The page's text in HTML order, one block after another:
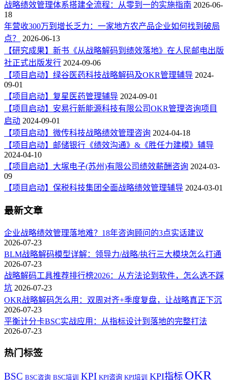
战略绩效管理体系搭建全流程：从零到一的实施指南 2026-06-
18
年营收300万到增长乏力：一家地方农产品企业如何找到破局
点？
2026-06-13
【研究成果】新书《从战略解码到绩效落地》在人民邮电出版
社正式出版发行 2024-09-06
【项目启动】绿谷医药科技战略解码及OKR管理辅导 2024-
09-01
【项目启动】复星医药管理辅导 2024-09-01
【项目启动】安易行新能源科技有限公司OKR管理咨询项目
启动 2024-09-01
【项目启动】微传科技战略绩效管理咨询 2024-04-18
【项目启动】邮储银行《绩效沟通》&《胜任力建模》辅导
2024-04-10
【项目启动】大塚电子(苏州)有限公司绩效薪酬咨询 2024-03-
09
【项目启动】保税科技集团全面战略绩效管理辅导 2024-03-01
最新文章
企业战略绩效管理落地难？18年咨询顾问的3点实话建议
2026-07-23
BLM战略解码模型详解：领导力/战略/执行三大模块怎么打通
2026-07-23
战略解码工具推荐排行榜2026：从方法论到软件，怎么选不踩
坑 2026-07-23
OKR战略解码怎么用：双周对齐+季度复盘，让战略真正下沉
2026-07-23
平衡计分卡BSC实战应用：从指标设计到落地的完整打法
2026-07-23
热门标签
BSC BSC咨询 BSC培训 KPI KPI咨询 KPI培训 KPI指标 OKR